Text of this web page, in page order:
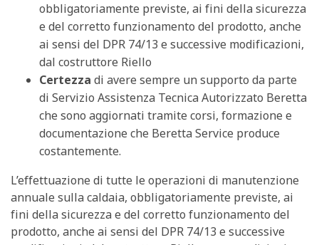
obbligatoriamente previste, ai fini della sicurezza
e del corretto funzionamento del prodotto, anche
ai sensi del DPR 74/13 e successive modificazioni,
dal costruttore Riello
Certezza di avere sempre un supporto da parte
di Servizio Assistenza Tecnica Autorizzato Beretta
che sono aggiornati tramite corsi, formazione e
documentazione che Beretta Service produce
costantemente.
L’effettuazione di tutte le operazioni di manutenzione
annuale sulla caldaia, obbligatoriamente previste, ai
fini della sicurezza e del corretto funzionamento del
prodotto, anche ai sensi del DPR 74/13 e successive